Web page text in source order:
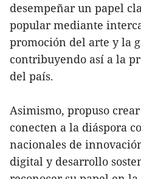
desempeñar un papel
popular mediante
promoción del arte y la
contribuyendo así a la
del país.
Asimismo, propuso
conecten a la diáspora
nacionales de
digital y desarrollo